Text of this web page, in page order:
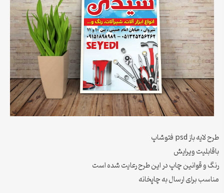
طرح لایه باز psd فتوشاپ
باقابلیت ویرایش
رنگ و قوانین چاپ در این طرح رعایت شده است
مناسب برای ارسال به چاپخانه